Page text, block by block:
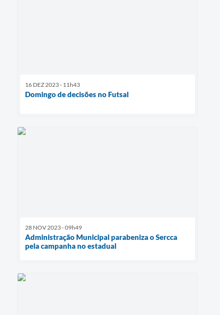
16 DEZ 2023 - 11h43
Domingo de decisões no Futsal
28 NOV 2023 - 09h49
Administração Municipal parabeniza o Sercca
pela campanha no estadual